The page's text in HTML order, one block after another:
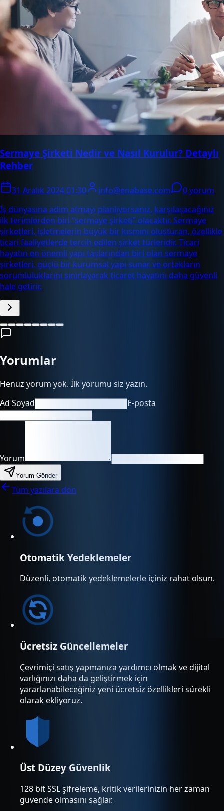
Sermaye Şirketi Nedir ve Nasıl Kurulur? Detaylı
Rehber
31 Aralık 2024 01:30 info@enabase.com
0 yorum
İş dünyasına adım atmayı planlıyorsanız, karşılaşacağınız
ilk terimlerden biri “sermaye şirketi” olacaktır. Sermaye
şirketleri, işletmelerin büyük bir kısmını oluşturan, özellikle
ticari faaliyetlerde tercih edilen şirket türleridir. Ticari
hayatın en önemli yapı taşlarından biri olan sermaye
şirketleri, güçlü bir kurumsal yapı sunar ve ortakların
sorumluluklarını sınırlayarak ticaret hayatını daha güvenli
hale getirir.
Yorumlar
Henüz yorum yok. İlk yorumu siz yazın.
Ad Soyad
E-posta
Yorum
Yorum Gönder
Tüm yazılara dön
Otomatik Yedeklemeler
Düzenli, otomatik yedeklemelerle içiniz rahat olsun.
Ücretsiz Güncellemeler
Çevrimiçi satış yapmanıza yardımcı olmak ve dijital
varlığınızı daha da geliştirmek için
yararlanabileceğiniz yeni ücretsiz özellikleri sürekli
olarak ekliyoruz.
Üst Düzey Güvenlik
128 bit SSL şifreleme, kritik verilerinizin her zaman
güvende olmasını sağlar.